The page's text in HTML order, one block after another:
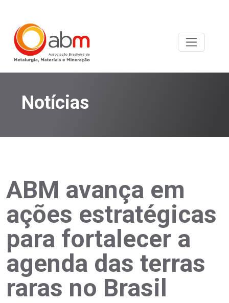
Notícias
ABM avança em
ações estratégicas
para fortalecer a
agenda das terras
raras no Brasil